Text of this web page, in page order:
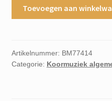
by
Dietrich
Toevoegen aan
Artikelnummer: BM77414
Categorie: Koormuziek